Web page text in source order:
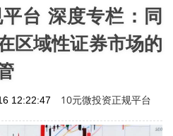
台 深度专栏：同
区域性证券市场的
12:22:47 10元微投资正规平台